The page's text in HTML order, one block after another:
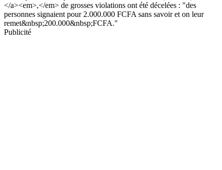
</a><em>,</em> de grosses violations ont été décelées : "des
personnes signaient pour 2.000.000 FCFA sans savoir et on leur
remet&nbsp;200.000&nbsp;FCFA."
Publicité